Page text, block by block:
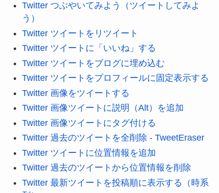
Twitter つぶやいてみよう（ツイートしてみよ
う）
Twitter ツイートをリツイート
Twitter ツイートに「いいね」する
Twitter ツイートをブログに埋め込む
Twitter ツイートをプロフィールに固定表示する
Twitter 画像をツイートする
Twitter 画像ツイートに説明（Alt）を追加
Twitter 画像ツイートにタグ付ける
Twitter 過去のツイートを全削除 - TweetEraser
Twitter ツイートに位置情報を追加
Twitter 過去のツイートから位置情報を削除
Twitter 最新ツイートを投稿順に表示する（時系